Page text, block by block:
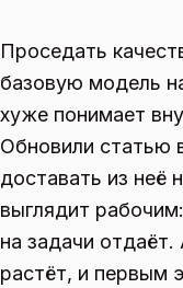
Проседать
базовую модель
хуже понимает
Обновили статью
доставать из неё
выглядит
на задачи
растёт, и первым